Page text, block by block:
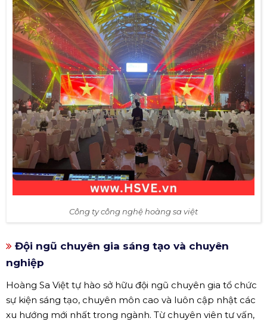
Công ty công nghệ hoàng sa việt
Đội ngũ chuyên gia sáng tạo và chuyên
nghiệp
Hoàng Sa Việt tự hào sở hữu đội ngũ chuyên gia tổ chức
sự kiện sáng tạo, chuyên môn cao và luôn cập nhật các
xu hướng mới nhất trong ngành. Từ chuyên viên tư vấn,